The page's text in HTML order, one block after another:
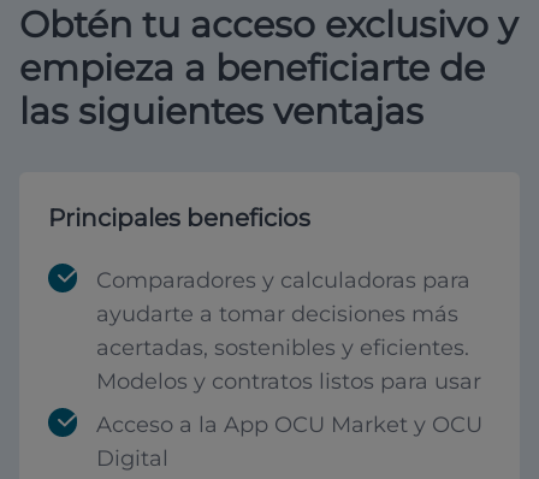
Obtén tu acceso exclusivo y
empieza a beneficiarte de
las siguientes ventajas
Principales beneficios
Comparadores y calculadoras para
ayudarte a tomar decisiones más
acertadas, sostenibles y eficientes.
Modelos y contratos listos para usar
Acceso a la App OCU Market y OCU
Digital